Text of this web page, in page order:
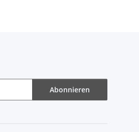
Abonnieren